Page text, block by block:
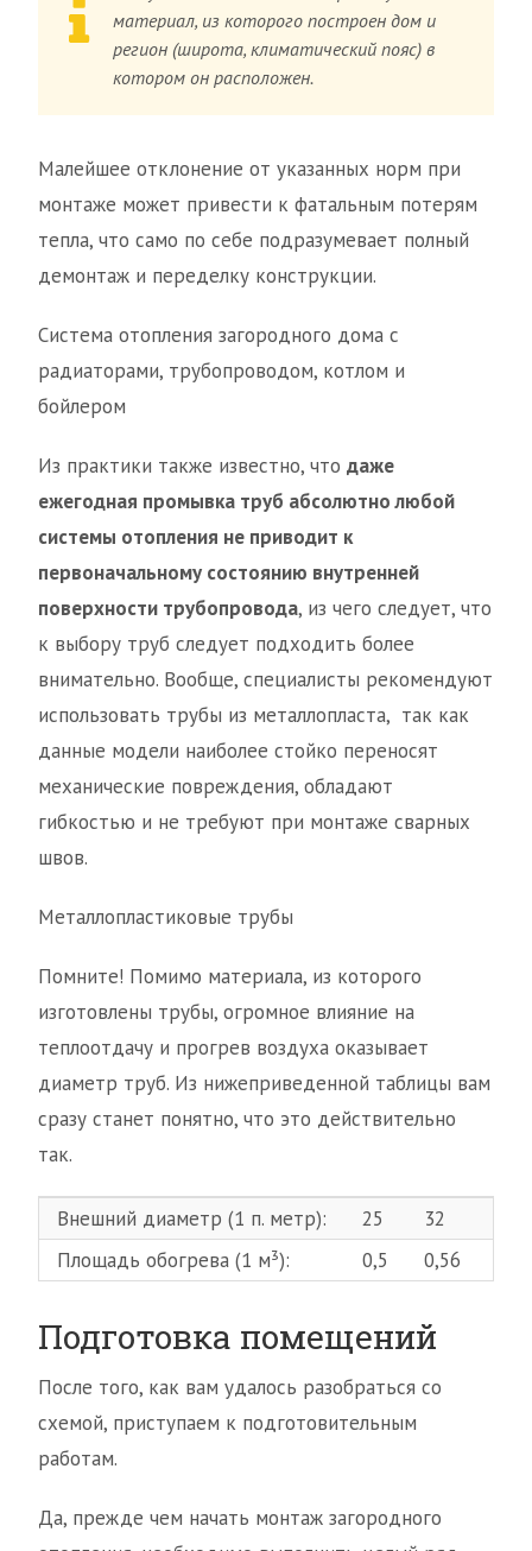
материал, из которого построен дом и
регион (широта, климатический пояс) в
котором он расположен.
Малейшее отклонение от указанных норм при
монтаже может привести к фатальным потерям
тепла, что само по себе подразумевает полный
демонтаж и переделку конструкции.
Система отопления загородного дома с
радиаторами, трубопроводом, котлом и
бойлером
Из практики также известно, что даже
ежегодная промывка труб абсолютно любой
системы отопления не приводит к
первоначальному состоянию внутренней
поверхности трубопровода, из чего следует, что
к выбору труб следует подходить более
внимательно. Вообще, специалисты рекомендуют
использовать трубы из металлопласта, так как
данные модели наиболее стойко переносят
механические повреждения, обладают
гибкостью и не требуют при монтаже сварных
швов.
Металлопластиковые трубы
Помните! Помимо материала, из которого
изготовлены трубы, огромное влияние на
теплоотдачу и прогрев воздуха оказывает
диаметр труб. Из нижеприведенной таблицы вам
сразу станет понятно, что это действительно
так.
Внешний диаметр (1 п. метр): 25 32
Площадь обогрева (1 м³):
0,5 0,56
Подготовка помещений
После того, как вам удалось разобраться со
схемой, приступаем к подготовительным
работам.
Да, прежде чем начать монтаж загородного